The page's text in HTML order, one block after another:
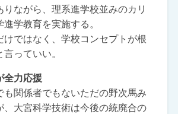
ながら、理系進学校並みのカリ
学教育を実施する。
ではなく、学校コンセプトが根
っていい。
力応援
関係者でもないただの野次馬み
、大宮科学技術は今後の統廃合の